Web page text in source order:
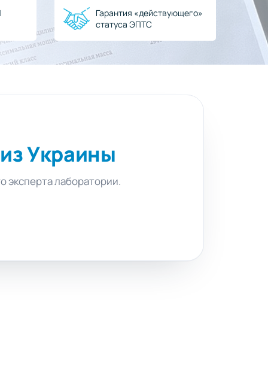
Гарантия «действующего»
статуса ЭПТС
Украины
эксперта лаборатории.